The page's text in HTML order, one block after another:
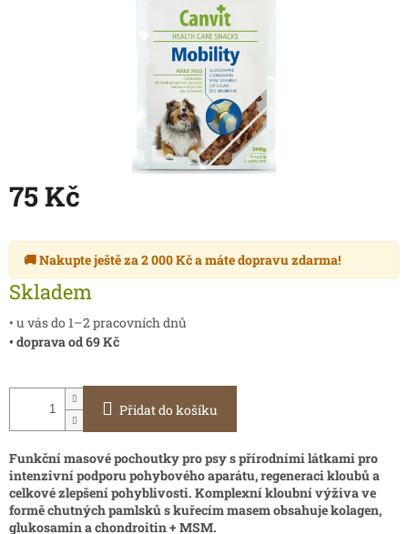
75 Kč
cena:
🚚 Nakupte ještě za2 000 Kča mátedopravu zdarma!
Skladem
• u vás do 1–2 pracovních dnů
• doprava od 69 Kč
Přidat do košíku
Funkční masové pochoutky pro psy s přírodními látkami pro
intenzivní podporu pohybového aparátu, regeneraci kloubů a
celkové zlepšení pohyblivosti. Komplexní kloubní výživa ve
formě chutných pamlsků s kuřecím masem obsahuje kolagen,
glukosamin a chondroitin + MSM.